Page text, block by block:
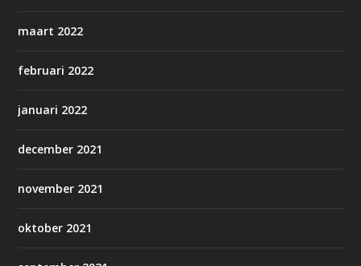
maart 2022
februari 2022
januari 2022
december 2021
november 2021
oktober 2021